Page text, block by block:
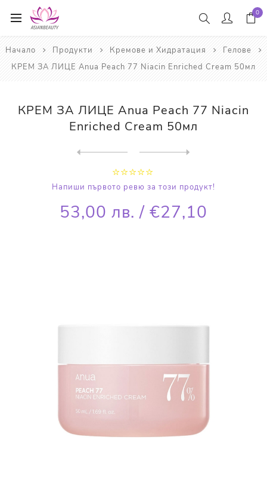
0
Начало Продукти Кремове и Хидратация
Гелове
КРЕМ ЗА ЛИЦЕ Anua Peach 77 Niacin Enriched Cream 50мл
КРЕМ ЗА ЛИЦЕ Anua Peach 77 Niacin
Enriched Cream 50мл
Напиши първото ревю за този продукт!
53,00 лв. / €27,10